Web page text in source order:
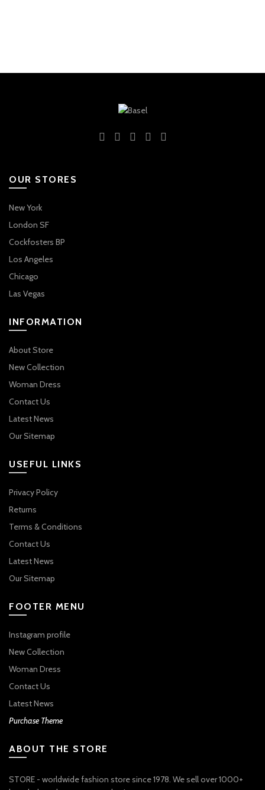
OUR STORES
New York
London SF
Cockfosters BP
Los Angeles
Chicago
Las Vegas
INFORMATION
About Store
New Collection
Woman Dress
Contact Us
Latest News
Our Sitemap
USEFUL LINKS
Privacy Policy
Returns
Terms & Conditions
Contact Us
Latest News
Our Sitemap
FOOTER MENU
Instagram profile
New Collection
Woman Dress
Contact Us
Latest News
Purchase Theme
ABOUT THE STORE
STORE - worldwide fashion store since 1978. We sell over 1000+